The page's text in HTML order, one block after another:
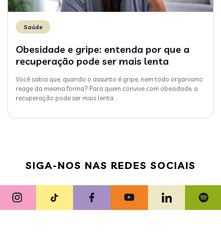
Saúde
Obesidade e gripe: entenda por que a
recuperação pode ser mais lenta
Você sabia que, quando o assunto é gripe, nem todo organismo
reage da mesma forma? Para quem convive com obesidade, a
recuperação pode ser mais lenta
SIGA-NOS NAS REDES SOCIAIS